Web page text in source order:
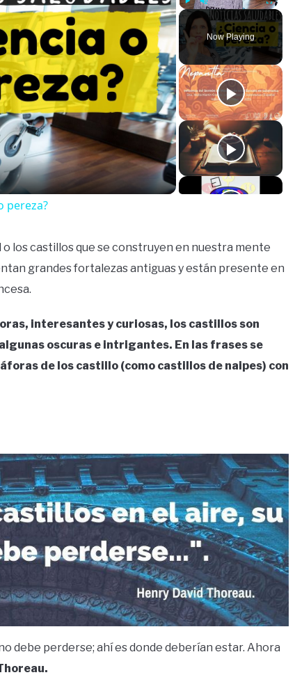
Play Unmute Fullscreen
Now Playing
pereza?
los castillos que se construyen en nuestra mente
grandes fortalezas antiguas y están presente en
interesantes y curiosas, los castillos son
oscuras e intrigantes. En las frases se
de los castillo (como castillos de naipes) con
debe perderse; ahí es donde deberían estar. Ahora